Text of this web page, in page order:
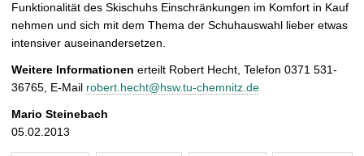
Funktionalität des Skischuhs Einschränkungen im Komfort in Kauf
nehmen und sich mit dem Thema der Schuhauswahl lieber etwas
intensiver auseinandersetzen.
Weitere Informationen erteilt Robert Hecht, Telefon 0371 531-
36765, E-Mail robert.hecht@hsw.tu-chemnitz.de
Mario Steinebach
05.02.2013